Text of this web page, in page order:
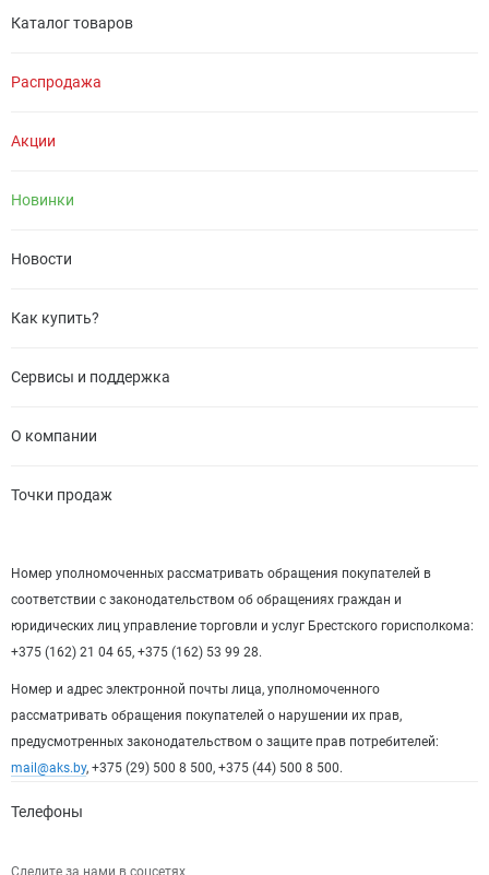
Каталог товаров
Распродажа
Акции
Новинки
Новости
Как купить?
Сервисы и поддержка
О компании
Точки продаж
Номер уполномоченных рассматривать обращения покупателей в
соответствии с законодательством об обращениях граждан и
юридических лиц управление торговли и услуг Брестского горисполкома:
+375 (162) 21 04 65, +375 (162) 53 99 28.
Номер и адрес электронной почты лица, уполномоченного
рассматривать обращения покупателей о нарушении их прав,
предусмотренных законодательством о защите прав потребителей:
mail@aks.by, +375 (29) 500 8 500, +375 (44) 500 8 500.
Телефоны
Следите за нами в соцсетях